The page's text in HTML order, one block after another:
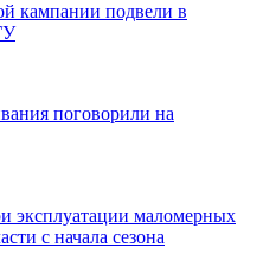
кампании подвели в
поговорили на
эксплуатации маломерных
с начала сезона